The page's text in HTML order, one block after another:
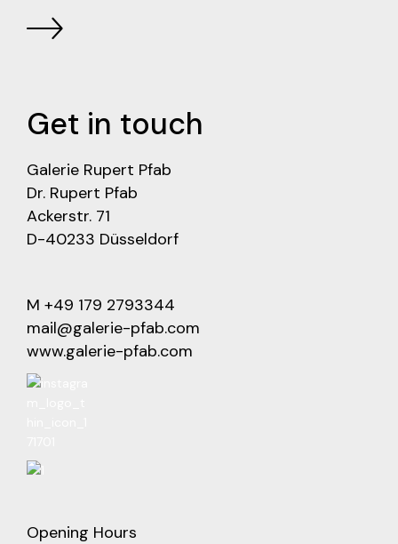
Get in touch
Galerie Rupert Pfab
Dr. Rupert Pfab
Ackerstr. 71
D-40233 Düsseldorf
M +49 179 2793344
mail@galerie-pfab.com
www.galerie-pfab.com
Opening Hours